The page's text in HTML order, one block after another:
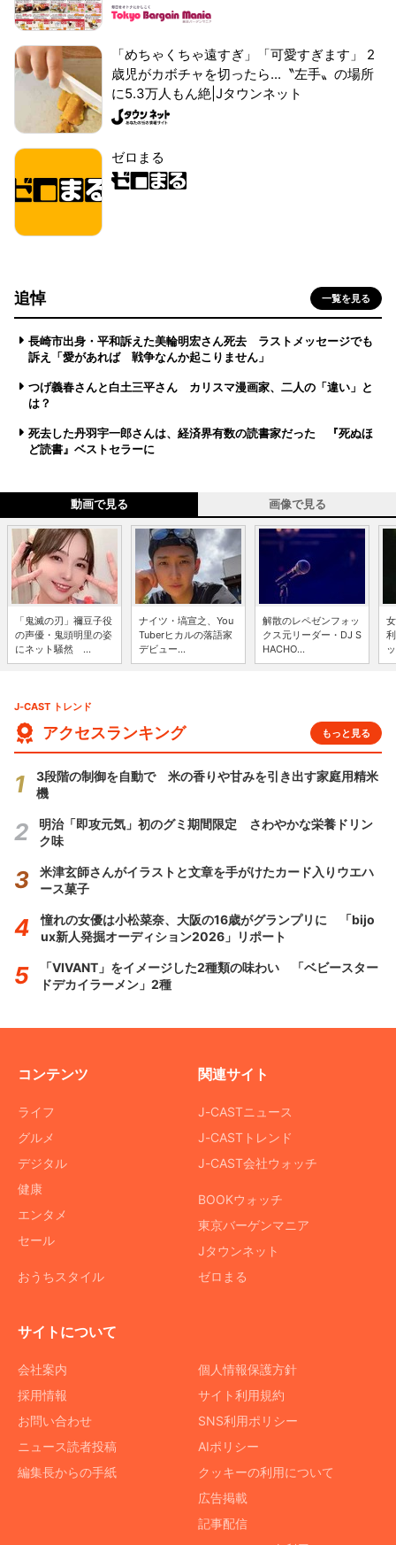
「めちゃくちゃ遠すぎ」「可愛すぎます」 2
歳児がカボチャを切ったら...〝左手〟の場所
に5.3万人もん絶|Jタウンネット
ゼロまる
追悼 一覧を見る
長崎市出身・平和訴えた美輪明宏さん死去 ラストメッセージでも
訴え「愛があれば 戦争なんか起こりません」
つげ義春さんと白土三平さん カリスマ漫画家、二人の「違い」と
は？
死去した丹羽宇一郎さんは、経済界有数の読書家だった 『死ぬほ
ど読書』ベストセラーに
動画で見る 画像で見る
「鬼滅の刃」禰豆子役
の声優・鬼頭明里の姿
にネット騒然 ...
ナイツ・塙宣之、You
Tuberヒカルの落語家
デビュー...
解散のレペゼンフォッ
クス元リーダー・DJ S
HACHO...
J-CAST トレンド
アクセスランキング もっと見る
3段階の制御を自動で 米の香りや甘みを引き出す家庭用精米
機
明治「即攻元気」初のグミ期間限定 さわやかな栄養ドリン
ク味
米津玄師さんがイラストと文章を手がけたカード入りウエハ
ース菓子
憧れの女優は小松菜奈、大阪の16歳がグランプリに 「bijo
ux新人発掘オーディション2026」リポート
「VIVANT」をイメージした2種類の味わい 「ベビースター
ドデカイラーメン」2種
コンテンツ
ライフ
グルメ
デジタル
健康
エンタメ
セール
おうちスタイル
関連サイト
J-CASTニュース
J-CASTトレンド
J-CAST会社ウォッチ
BOOKウォッチ
東京バーゲンマニア
Jタウンネット
ゼロまる
サイトについて
会社案内
採用情報
お問い合わせ
ニュース読者投稿
編集長からの手紙
個人情報保護方針
サイト利用規約
SNS利用ポリシー
AIポリシー
クッキーの利用について
広告掲載
記事配信